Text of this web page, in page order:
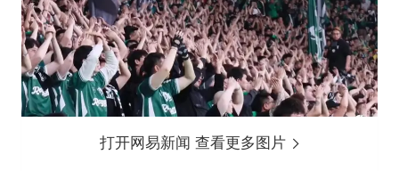
打开网易新闻 查看更多图片